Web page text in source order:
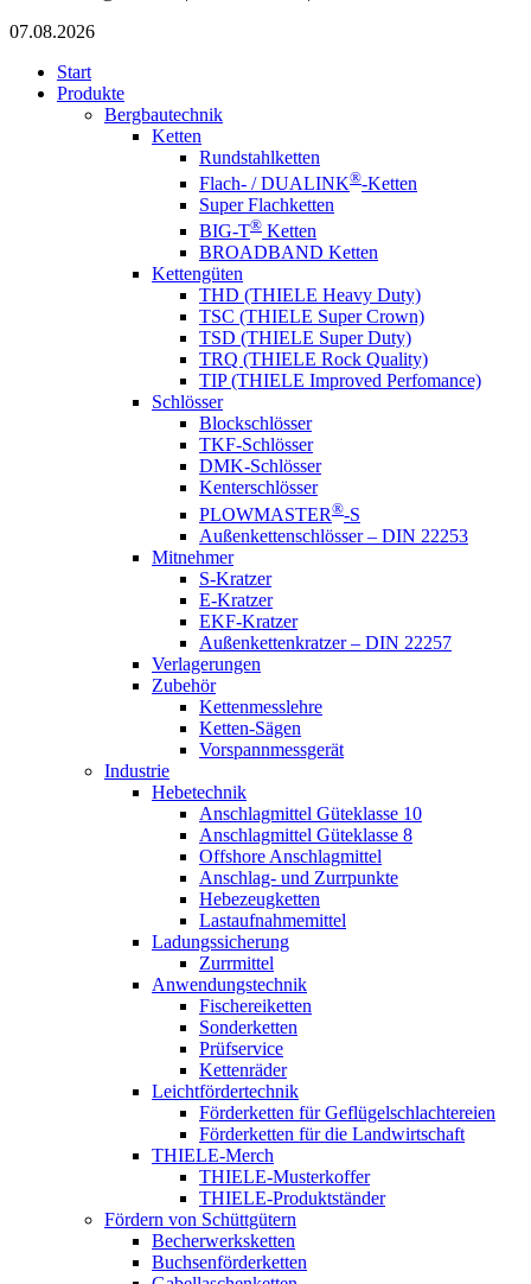
07.08.2026
Start
Produkte
Bergbautechnik
Ketten
Rundstahlketten
Flach- / DUALINK®-Ketten
Super Flachketten
BIG-T® Ketten
BROADBAND Ketten
Kettengüten
THD (THIELE Heavy Duty)
TSC (THIELE Super Crown)
TSD (THIELE Super Duty)
TRQ (THIELE Rock Quality)
TIP (THIELE Improved Perfomance)
Schlösser
Blockschlösser
TKF-Schlösser
DMK-Schlösser
Kenterschlösser
PLOWMASTER®-S
Außenkettenschlösser – DIN 22253
Mitnehmer
S-Kratzer
E-Kratzer
EKF-Kratzer
Außenkettenkratzer – DIN 22257
Verlagerungen
Zubehör
Kettenmesslehre
Ketten-Sägen
Vorspannmessgerät
Industrie
Hebetechnik
Anschlagmittel Güteklasse 10
Anschlagmittel Güteklasse 8
Offshore Anschlagmittel
Anschlag- und Zurrpunkte
Hebezeugketten
Lastaufnahmemittel
Ladungssicherung
Zurrmittel
Anwendungstechnik
Fischereiketten
Sonderketten
Prüfservice
Kettenräder
Leichtfördertechnik
Förderketten für Geflügelschlachtereien
Förderketten für die Landwirtschaft
THIELE-Merch
THIELE-Musterkoffer
THIELE-Produktständer
Fördern von Schüttgütern
Becherwerksketten
Buchsenförderketten